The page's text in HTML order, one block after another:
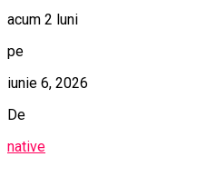
acum 2 luni
pe
iunie 6, 2026
De
native